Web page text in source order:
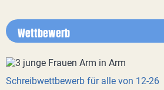
Wettbewerb
Schreibwettbewerb für alle von 12-26